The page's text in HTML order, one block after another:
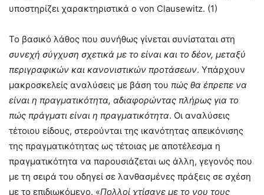
υποστηρίζει χαρακτηριστικά ο von Clausewitz. (1)
Το βασικό λάθος που συνήθως γίνεται συνίσταται στη
συνεχή σύγχυση σχετικά με το είναι και το δέον, μεταξύ
περιγραφικών και κανονιστικών προτάσεων. Υπάρχουν
μακροσκελείς αναλύσεις με βάση του πώς θα έπρεπε να
είναι η πραγματικότητα, αδιαφορώντας πλήρως για το
πώς πράγματι είναι η πραγματικότητα. Οι αναλύσεις
τέτοιου είδους, στερούνται της ικανότητας απεικόνισης
της πραγματικότητας ως τέτοιας με αποτέλεσμα η
πραγματικότητα να παρουσιάζεται ως άλλη, γεγονός που
με τη σειρά του οδηγεί σε λανθασμένες πράξεις σε σχέση
με το επιδιωκόμενο. «Πολλοί χτίσανε με το νου τους